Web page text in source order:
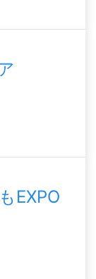
EXPO